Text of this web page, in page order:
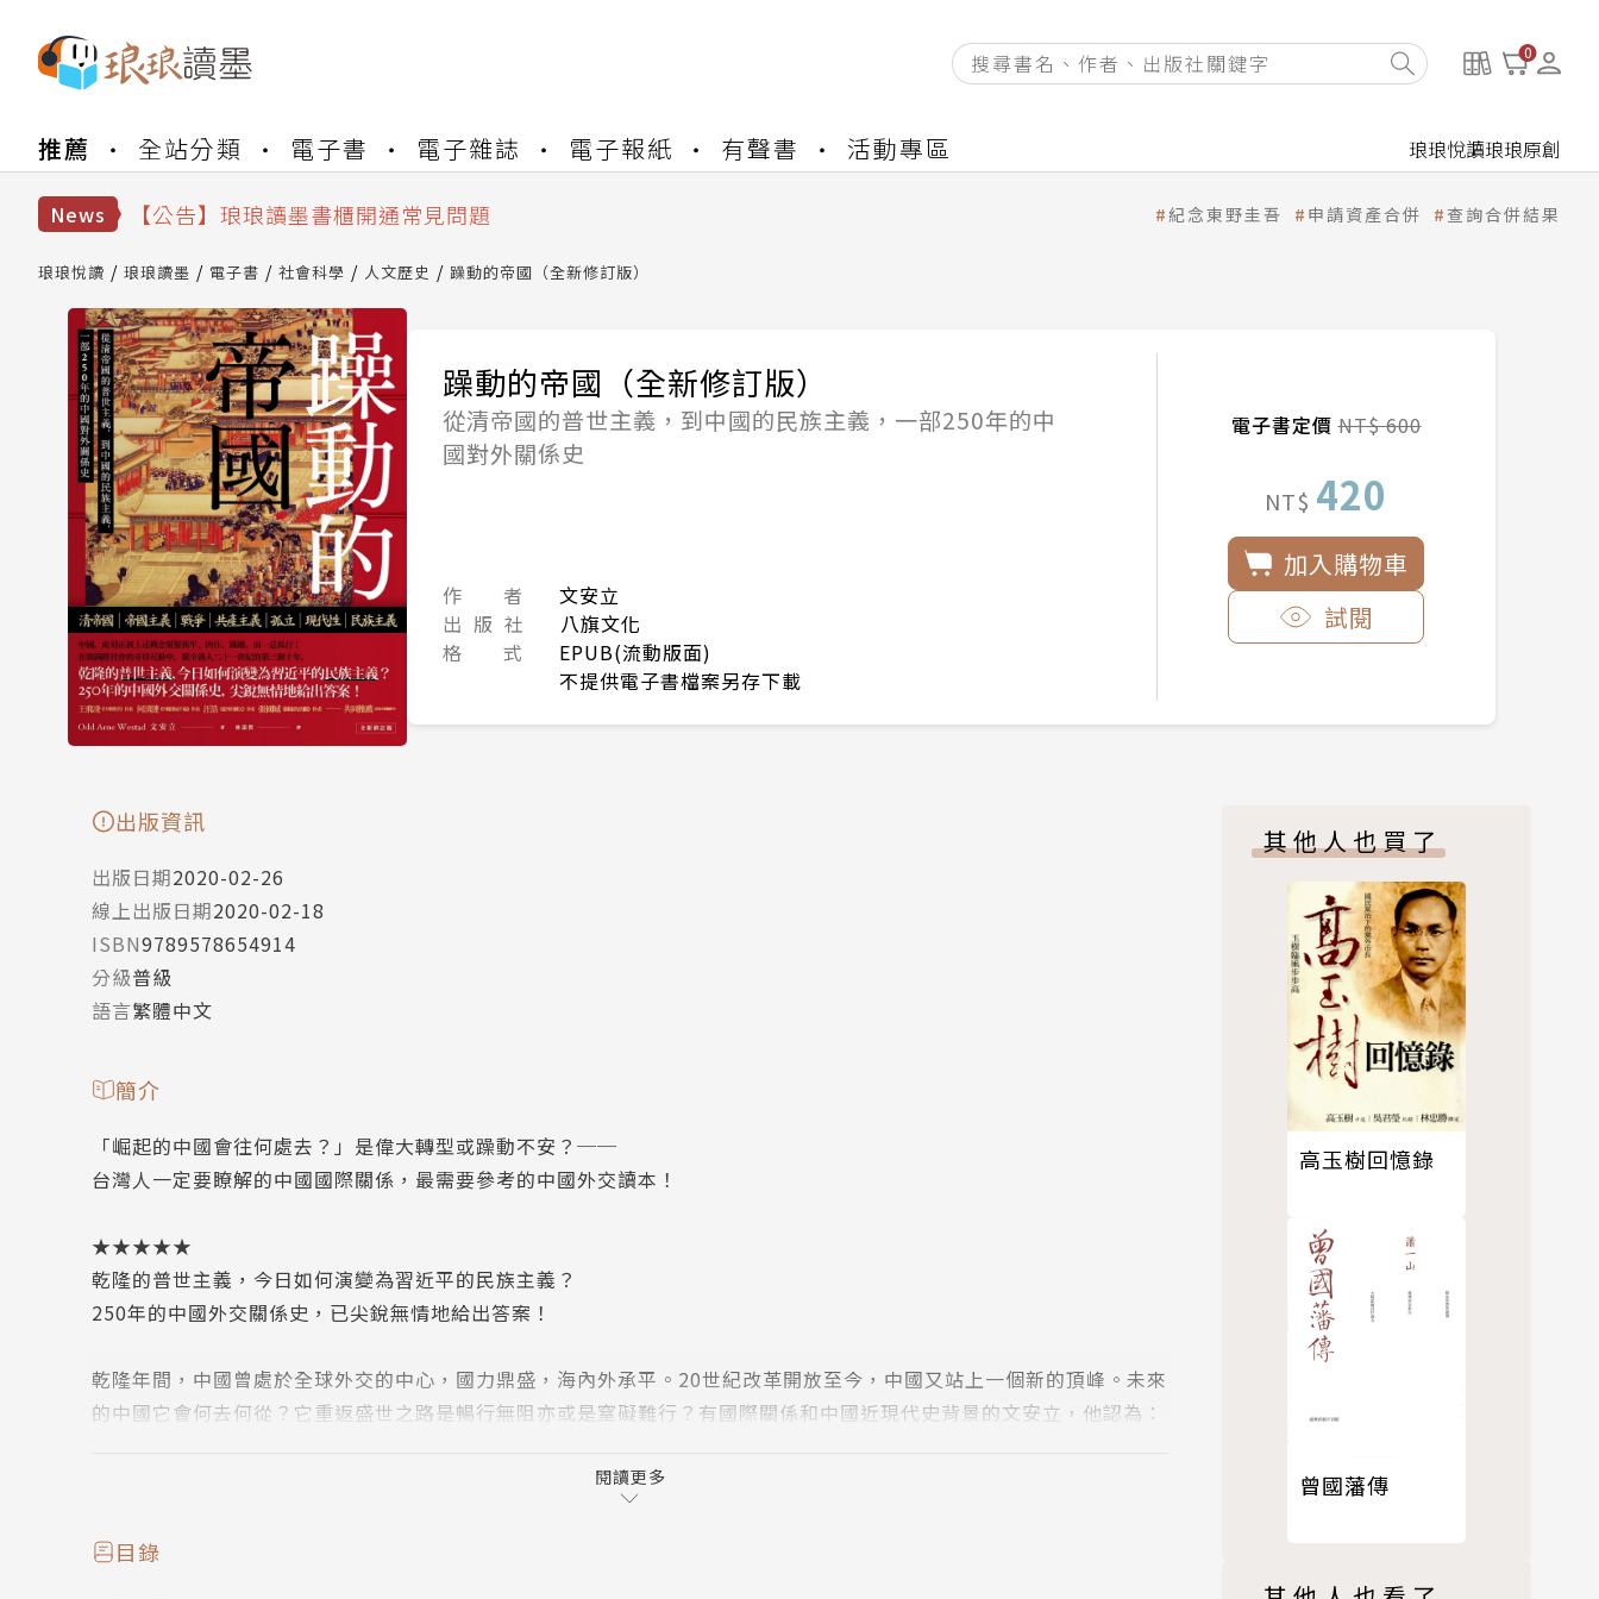
0
推薦 全站分類 電子書 電子雜誌 電子報紙 有聲書 活動專區 琅琅悅讀琅琅原創
News
【公告】琅琅讀墨數位閱讀資產合併與書櫃開通申請
【公告】琅琅讀墨 3 分鐘完成書櫃開通與資產合併申請圖文教學
【公告】琅琅讀墨數位閱讀資產合併與書櫃開通申請
紀念東野圭吾 申請資產合併 查詢合併結果
琅琅悅讀 琅琅讀墨 電子書 社會科學 人文歷史 躁動的帝國（全新修訂版）
躁動的帝國（全新修訂版）
從清帝國的普世主義，到中國的民族主義，一部250年的中
國對外關係史
作 者
文安立
出 版 社
八旗文化
格 式
EPUB(流動版面)
不提供電子書檔案另存下載
電子書定價NT$ 600
NT$ 420
加入購物車
試閱
出版資訊
出版日期2020-02-26
線上出版日期2020-02-18
ISBN9789578654914
分級普級
語言繁體中文
簡介
「崛起的中國會往何處去？」是偉大轉型或躁動不安？──
台灣人一定要瞭解的中國國際關係，最需要參考的中國外交讀本！
★★★★★
乾隆的普世主義，今日如何演變為習近平的民族主義？
250年的中國外交關係史，已尖銳無情地給出答案！
乾隆年間，中國曾處於全球外交的中心，國力鼎盛，海內外承平。20世紀改革開放至今，中國又站上一個新的頂峰。未來
的中國它會何去何從？它重返盛世之路是暢行無阻亦或是窒礙難行？有國際關係和中國近現代史背景的文安立，他認為：
談起。大清帝國的國力在18世紀達到鼎盛，乾隆14年（1750年），大清帝國已經鞏固了全中國的統
治，並把帝國的統治範圍擴張到中亞、西藏、以及東亞沿海從朝鮮到緬甸諸小國。滿洲皇帝和前人不一樣，對於帝國的對
閱讀更多
目錄
其他人也買了
高玉樹回憶錄
曾國藩傳